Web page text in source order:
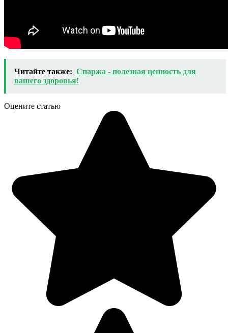
Читайте также: Спаржа - полезная ценность для
вашего здоровья!
Оцените статью